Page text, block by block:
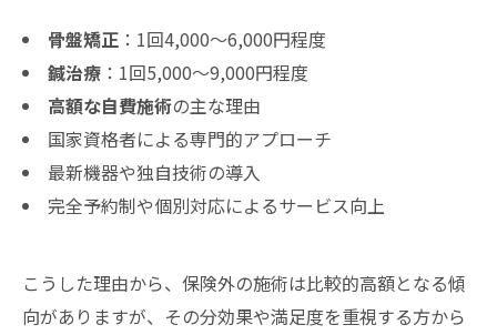
骨盤矯正：1回4,000～6,000円程度
鍼治療：1回5,000～9,000円程度
高額な自費施術の主な理由
国家資格者による専門的アプローチ
最新機器や独自技術の導入
完全予約制や個別対応によるサービス向上
こうした理由から、保険外の施術は比較的高額となる傾
向がありますが、その分効果や満足度を重視する方から